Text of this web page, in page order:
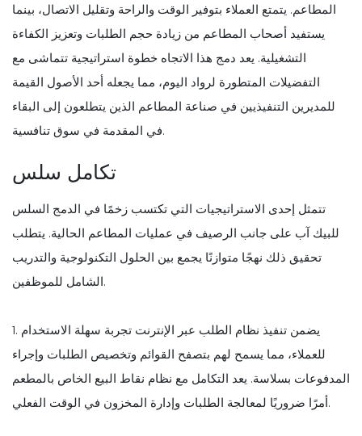
المطاعم. يتمتع العملاء بتوفير الوقت والراحة وتقليل الاتصال، بينما
يستفيد أصحاب المطاعم من زيادة حجم الطلبات وتعزيز الكفاءة
التشغيلية. يعد دمج هذا الاتجاه خطوة استراتيجية تتماشى مع
التفضيلات المتطورة لرواد اليوم، مما يجعله أحد الأصول القيمة
للمديرين التنفيذيين في صناعة المطاعم الذين يتطلعون إلى البقاء
في المقدمة في سوق تنافسية.
تكامل سلس
تتمثل إحدى الاستراتيجيات التي تكتسب زخمًا في الدمج السلس
للبيك آب على جانب الرصيف في عمليات المطاعم الحالية. يتطلب
تحقيق ذلك نهجًا متوازنًا يجمع بين الحلول التكنولوجية والتدريب
الشامل للموظفين.
1. يضمن تنفيذ نظام الطلب عبر الإنترنت تجربة سهلة الاستخدام
للعملاء، مما يسمح لهم بتصفح القوائم وتخصيص الطلبات وإجراء
المدفوعات بسلاسة. يعد التكامل مع نظام نقاط البيع الخاص بالمطعم
أمرًا ضروريًا لمعالجة الطلبات وإدارة المخزون في الوقت الفعلي.